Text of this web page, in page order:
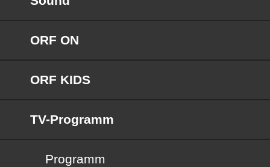
ORF ON
ORF KIDS
TV-Programm
Programm